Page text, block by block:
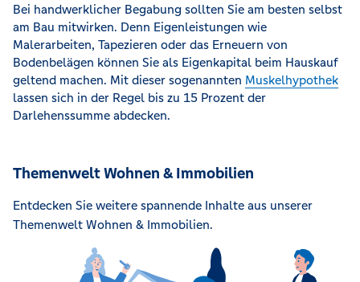
Bei handwerklicher Begabung sollten Sie am besten selbst
am Bau mitwirken. Denn Eigenleistungen wie
Malerarbeiten, Tapezieren oder das Erneuern von
Bodenbelägen können Sie als Eigenkapital beim Hauskauf
geltend machen. Mit dieser sogenannten Muskelhypothek
lassen sich in der Regel bis zu 15 Prozent der
Darlehenssumme abdecken.
Themenwelt Wohnen & Immobilien
Entdecken Sie weitere spannende Inhalte aus unserer
Themenwelt Wohnen & Immobilien.